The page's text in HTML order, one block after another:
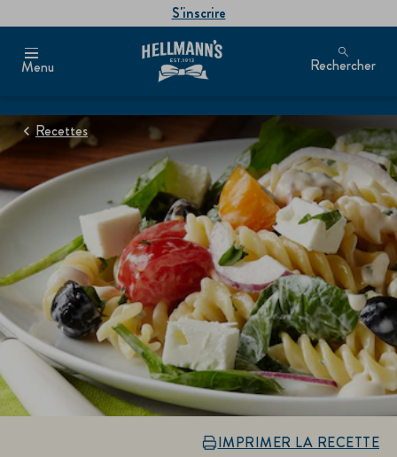
S'inscrire
Menu Rechercher
Recettes
IMPRIMER LA RECETTE